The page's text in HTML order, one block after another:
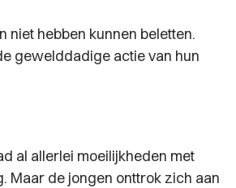
niet hebben kunnen beletten.
gewelddadige actie van hun
al allerlei moeilijkheden met
Maar de jongen onttrok zich aan